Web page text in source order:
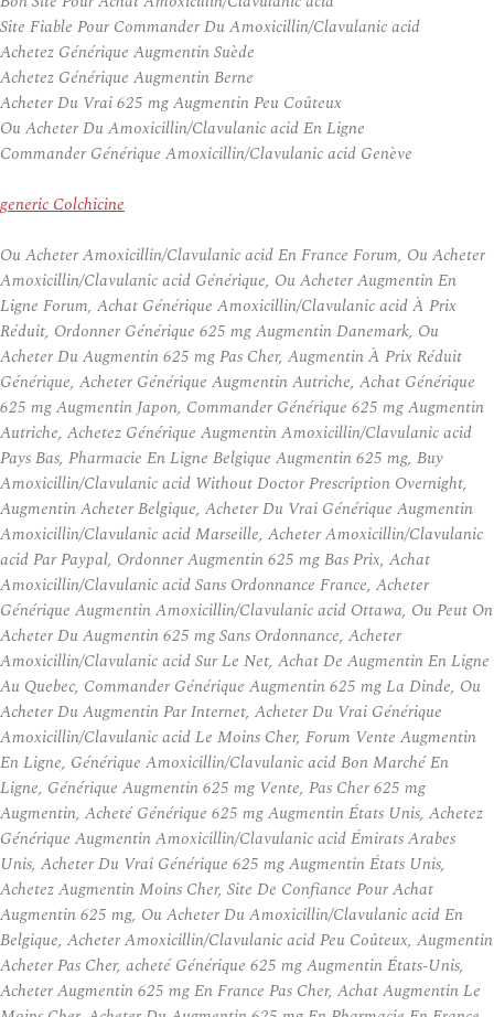
Site Fiable Pour Commander Du Amoxicillin/Clavulanic acid
Achetez Générique Augmentin Suède
Achetez Générique Augmentin Berne
Acheter Du Vrai 625 mg Augmentin Peu Coûteux
Ou Acheter Du Amoxicillin/Clavulanic acid En Ligne
Commander Générique Amoxicillin/Clavulanic acid Genève
generic Colchicine
Ou Acheter Amoxicillin/Clavulanic acid En France Forum, Ou Acheter
Amoxicillin/Clavulanic acid Générique, Ou Acheter Augmentin En
Ligne Forum, Achat Générique Amoxicillin/Clavulanic acid À Prix
Réduit, Ordonner Générique 625 mg Augmentin Danemark, Ou
Acheter Du Augmentin 625 mg Pas Cher, Augmentin À Prix Réduit
Générique, Acheter Générique Augmentin Autriche, Achat Générique
625 mg Augmentin Japon, Commander Générique 625 mg Augmentin
Autriche, Achetez Générique Augmentin Amoxicillin/Clavulanic acid
Pays Bas, Pharmacie En Ligne Belgique Augmentin 625 mg, Buy
Amoxicillin/Clavulanic acid Without Doctor Prescription Overnight,
Augmentin Acheter Belgique, Acheter Du Vrai Générique Augmentin
Amoxicillin/Clavulanic acid Marseille, Acheter Amoxicillin/Clavulanic
acid Par Paypal, Ordonner Augmentin 625 mg Bas Prix, Achat
Amoxicillin/Clavulanic acid Sans Ordonnance France, Acheter
Générique Augmentin Amoxicillin/Clavulanic acid Ottawa, Ou Peut On
Acheter Du Augmentin 625 mg Sans Ordonnance, Acheter
Amoxicillin/Clavulanic acid Sur Le Net, Achat De Augmentin En Ligne
Au Quebec, Commander Générique Augmentin 625 mg La Dinde, Ou
Acheter Du Augmentin Par Internet, Acheter Du Vrai Générique
Amoxicillin/Clavulanic acid Le Moins Cher, Forum Vente Augmentin
En Ligne, Générique Amoxicillin/Clavulanic acid Bon Marché En
Ligne, Générique Augmentin 625 mg Vente, Pas Cher 625 mg
Augmentin, Acheté Générique 625 mg Augmentin États Unis, Achetez
Générique Augmentin Amoxicillin/Clavulanic acid Émirats Arabes
Unis, Acheter Du Vrai Générique 625 mg Augmentin États Unis,
Achetez Augmentin Moins Cher, Site De Confiance Pour Achat
Augmentin 625 mg, Ou Acheter Du Amoxicillin/Clavulanic acid En
Belgique, Acheter Amoxicillin/Clavulanic acid Peu Coûteux, Augmentin
Acheter Pas Cher, acheté Générique 625 mg Augmentin États-Unis,
Acheter Augmentin 625 mg En France Pas Cher, Achat Augmentin Le